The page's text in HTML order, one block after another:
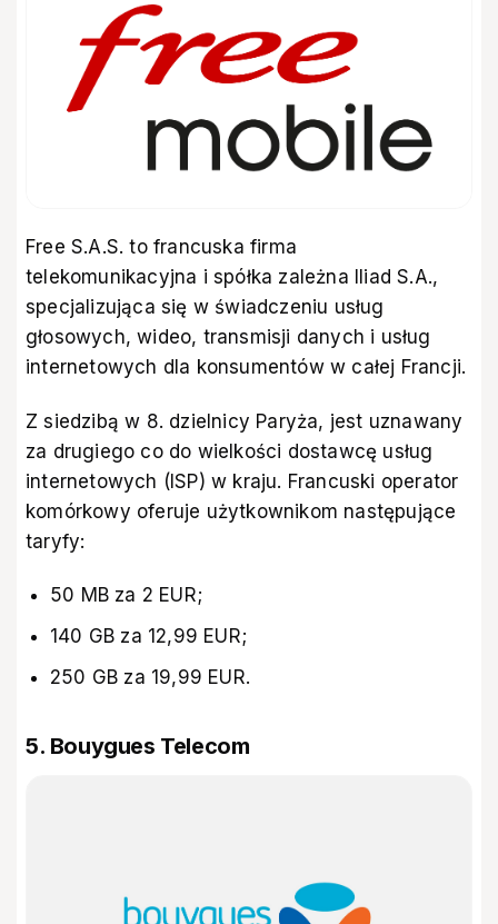
Free S.A.S. to francuska firma
telekomunikacyjna i spółka zależna Iliad S.A.,
specjalizująca się w świadczeniu usług
głosowych, wideo, transmisji danych i usług
internetowych dla konsumentów w całej Francji.
Z siedzibą w 8. dzielnicy Paryża, jest uznawany
za drugiego co do wielkości dostawcę usług
internetowych (ISP) w kraju. Francuski operator
komórkowy oferuje użytkownikom następujące
taryfy:
50 MB za 2 EUR;
140 GB za 12,99 EUR;
250 GB za 19,99 EUR.
5. Bouygues Telecom